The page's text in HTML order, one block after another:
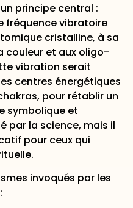
principe central :
fréquence vibratoire
cristalline, à sa
couleur et aux oligo-
vibration serait
centres énergétiques
pour rétablir un
symbolique et
par la science, mais il
pour ceux qui
invoqués par les